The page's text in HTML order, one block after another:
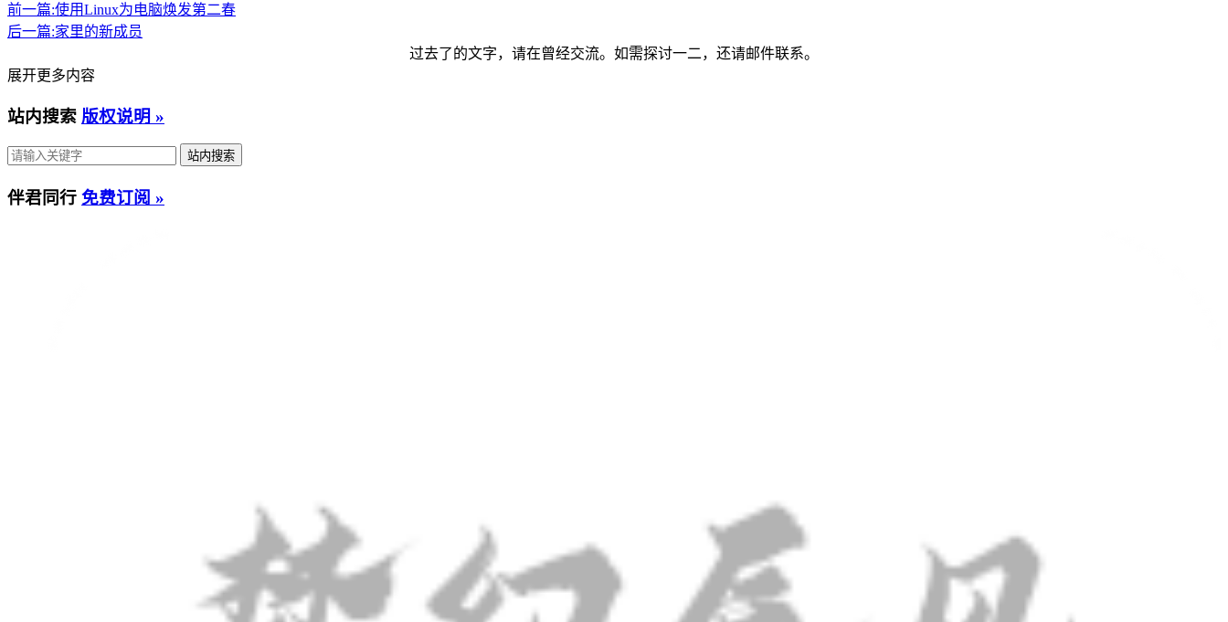
前一篇:使用Linux为电脑焕发第二春
后一篇:家里的新成员
过去了的文字，请在曾经交流。如需探讨一二，还请邮件联系。
展开更多内容
站内搜索 版权说明 »
伴君同行 免费订阅 »